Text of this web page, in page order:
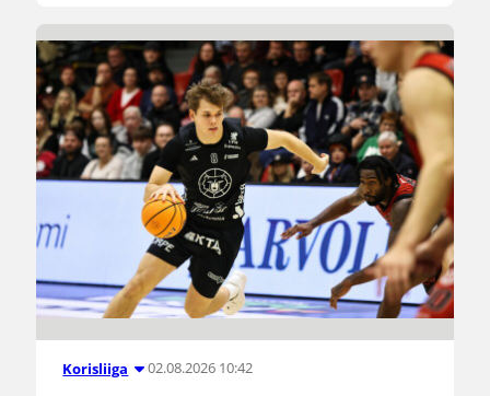
Korisliiga 02.08.2026 10:42